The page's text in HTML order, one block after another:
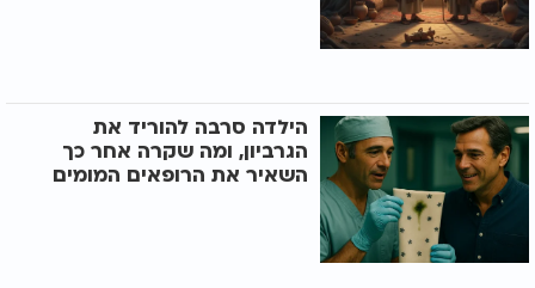
הילדה סרבה להוריד את
הגרביון, ומה שקרה אחר כך
השאיר את הרופאים המומים